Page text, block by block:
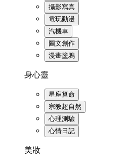
攝影寫真
電玩動漫
汽機車
圖文創作
漫畫塗鴉
身心靈
星座算命
宗教超自然
心理測驗
心情日記
美妝